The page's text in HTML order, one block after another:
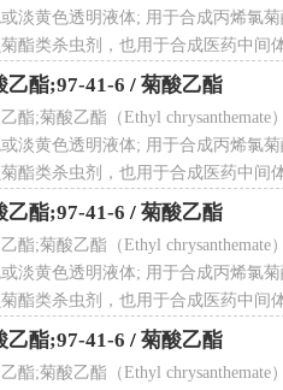
淡黄色透明液体; 用于合成丙烯氯
菊酯类杀虫剂，也用于合成医药中间
酸乙酯;菊酸乙酯;菊酸乙酯;菊酸乙酯
乙酯;97-41-6 / 菊酸乙酯
酯;菊酸乙酯（Ethyl
淡黄色透明液体; 用于合成丙烯氯
菊酯类杀虫剂，也用于合成医药中间
酸乙酯;菊酸乙酯;菊酸乙酯;菊酸乙酯
乙酯;97-41-6 / 菊酸乙酯
酯;菊酸乙酯（Ethyl
淡黄色透明液体; 用于合成丙烯氯
菊酯类杀虫剂，也用于合成医药中间
酸乙酯;菊酸乙酯;菊酸乙酯;菊酸乙酯
乙酯;97-41-6 / 菊酸乙酯
酯;菊酸乙酯（Ethyl